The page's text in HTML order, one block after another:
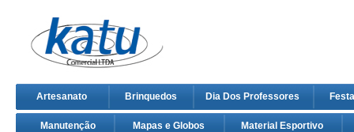
Artesanato Brinquedos Dia Dos Professores
Manutenção Mapas e Globos Material Esportivo